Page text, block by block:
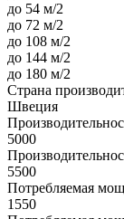
до 54 м/2
до 72 м/2
до 108 м/2
до 144 м/2
до 180 м/2
Страна
Швеция
5000
5500
Потребляемая
1550